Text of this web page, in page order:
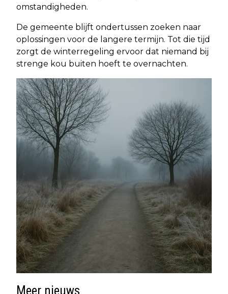
omstandigheden.
De gemeente blijft ondertussen zoeken naar
oplossingen voor de langere termijn. Tot die tijd
zorgt de winterregeling ervoor dat niemand bij
strenge kou buiten hoeft te overnachten.
Meer nieuws